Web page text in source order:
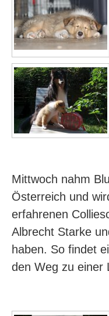
Mittwoch nahm
Österreich und
erfahrenen
Albrecht Starke
haben. So findet
den Weg zu einer